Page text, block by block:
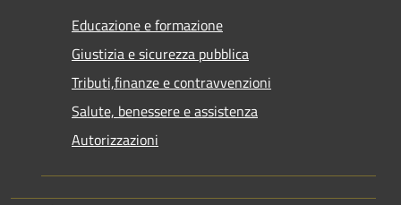
Educazione e formazione
Giustizia e sicurezza pubblica
Tributi,finanze e contravvenzioni
Salute, benessere e assistenza
Autorizzazioni